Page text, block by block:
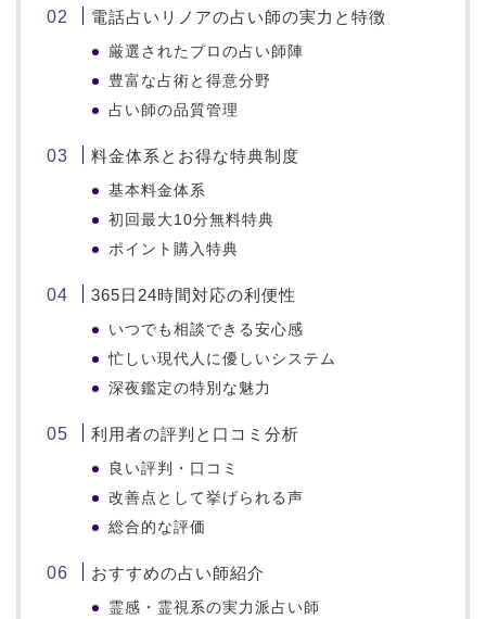
電話占いリノアの占い師の実力と特徴
厳選されたプロの占い師陣
豊富な占術と得意分野
占い師の品質管理
料金体系とお得な特典制度
基本料金体系
初回最大10分無料特典
ポイント購入特典
365日24時間対応の利便性
いつでも相談できる安心感
忙しい現代人に優しいシステム
深夜鑑定の特別な魅力
利用者の評判と口コミ分析
良い評判・口コミ
改善点として挙げられる声
総合的な評価
おすすめの占い師紹介
霊感・霊視系の実力派占い師